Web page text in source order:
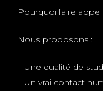
Pourquoi faire
Nous proposons :
– Une qualité de
– Un vrai contact